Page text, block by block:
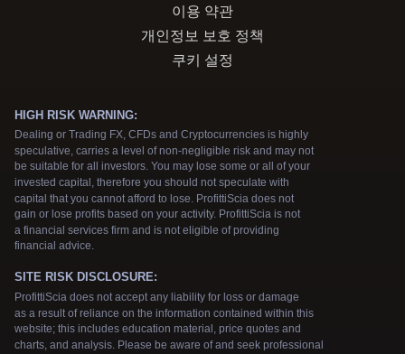
이용 약관
개인정보 보호 정책
쿠키 설정